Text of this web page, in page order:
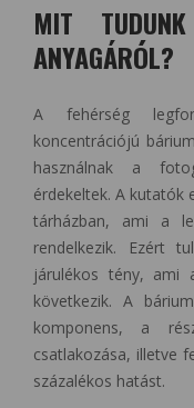
MIT
ANYAGÁRÓL?
A fehérség
koncentrációjú
használnak a
érdekeltek. A kutatók
tárházban, ami a
rendelkezik. Ezért
járulékos tény, ami
következik. A
komponens, a
csatlakozása, illetve
százalékos hatást.